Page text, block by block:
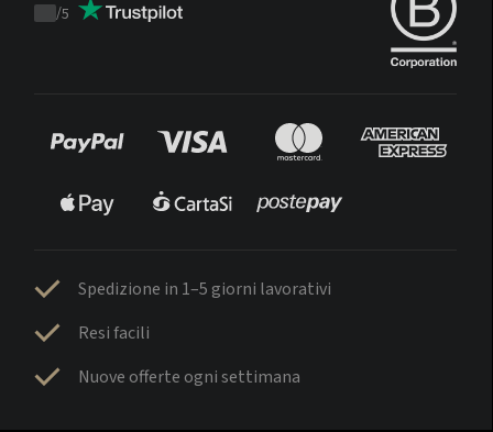
Trustpilot
/5
Spedizione in 1–5 giorni lavorativi
Resi facili
Nuove offerte ogni settimana